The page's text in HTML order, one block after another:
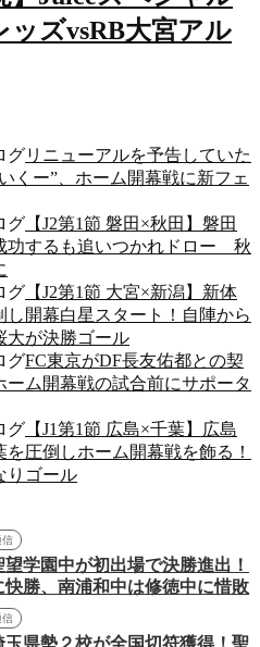
ッズvsRB大宮アル
グリニューアルを予告していた
くー”、ホーム開幕戦に新フェ
グ 【J2第1節 磐田×秋田】磐田
功するも追いつかれドロー 秋
グ 【J2第1節 大宮×新潟】新体
開幕白星スタート！自陣から
大が決勝ゴール
グFC東京がDF長友佑都との契
ム開幕戦の試合前にサポータ
グ 【J1第1節 広島×千葉】広島
圧倒しホーム開幕戦を飾る！
りゴール
信
望学園中が初出場で決勝進出！
勝、南浦和中は修徳中に惜敗
信
玉県勢２校が全国切符獲得！聖